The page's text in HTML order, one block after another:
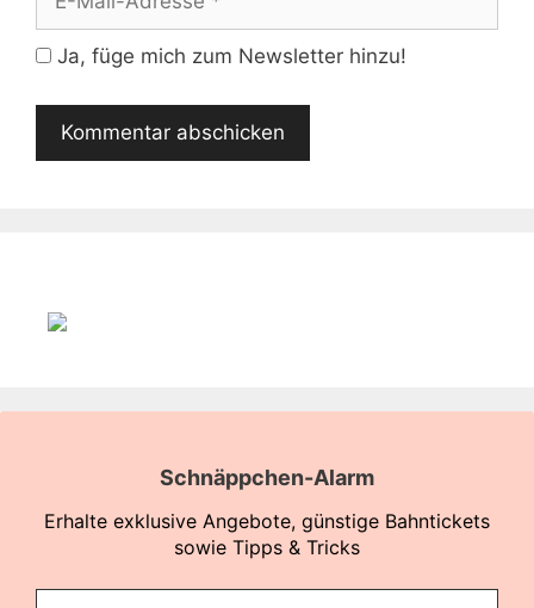
Mail-
Adresse
Ja, füge mich zum Newsletter hinzu!
Schnäppchen-Alarm
Erhalte exklusive Angebote, günstige Bahntickets
sowie Tipps & Tricks